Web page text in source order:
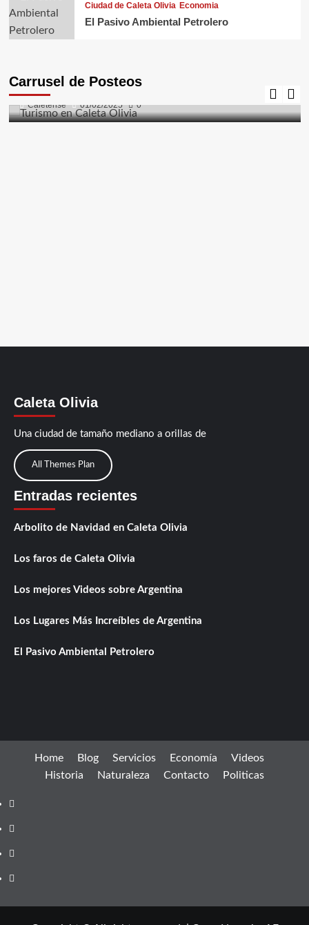
Ciudad de Caleta Olivia Economia
El Pasivo Ambiental Petrolero
Carrusel de Posteos
Turismo en Caleta Olivia
Caletense 01/02/2025 0
Caleta Olivia
Una ciudad de tamaño mediano a orillas de
All Themes Plan
Entradas recientes
Arbolito de Navidad en Caleta Olivia
Los faros de Caleta Olivia
Los mejores Videos sobre Argentina
Los Lugares Más Increíbles de Argentina
El Pasivo Ambiental Petrolero
Home Blog Servicios Economía
Videos
Historia
Naturaleza Contacto Politicas
Facebook
instagram
twitter
youtube